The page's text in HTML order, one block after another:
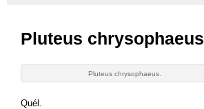
Pluteus chrysophaeus
Pluteus chrysophaeus.
Quél.